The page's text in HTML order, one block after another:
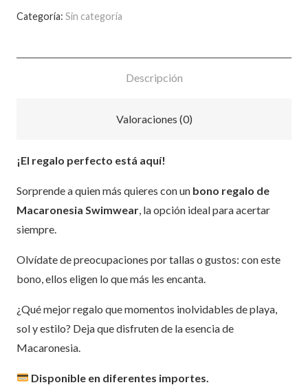
Categoría: Sin categoría
Descripción
Valoraciones (0)
¡El regalo perfecto está aquí!
Sorprende a quien más quieres con un bono regalo de
Macaronesia Swimwear , la opción ideal para acertar
siempre.
Olvídate de preocupaciones por tallas o gustos: con este
bono, ellos eligen lo que más les encanta.
¿Qué mejor regalo que momentos inolvidables de playa,
sol y estilo? Deja que disfruten de la esencia de
Macaronesia.
Disponible en diferentes importes.